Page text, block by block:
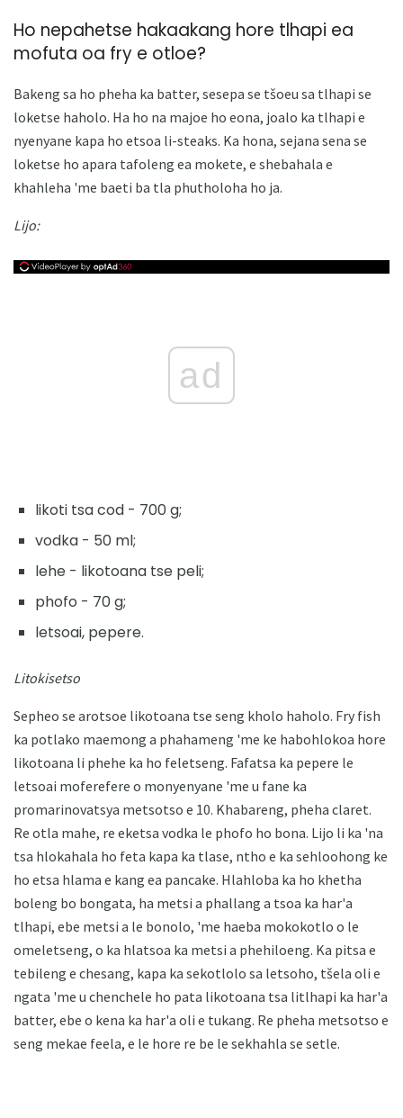
Ho nepahetse hakaakang hore tlhapi ea
mofuta oa fry e otloe?
Bakeng sa ho pheha ka batter, sesepa se tšoeu sa tlhapi se
loketse haholo. Ha ho na majoe ho eona, joalo ka tlhapi e
nyenyane kapa ho etsoa li-steaks. Ka hona, sejana sena se
loketse ho apara tafoleng ea mokete, e shebahala e
khahleha 'me baeti ba tla phutholoha ho ja.
Lijo:
ad
likoti tsa cod - 700 g;
vodka - 50 ml;
lehe - likotoana tse peli;
phofo - 70 g;
letsoai, pepere.
Litokisetso
Sepheo se arotsoe likotoana tse seng kholo haholo. Fry fish
ka potlako maemong a phahameng 'me ke habohlokoa hore
likotoana li phehe ka ho feletseng. Fafatsa ka pepere le
letsoai moferefere o monyenyane 'me u fane ka
promarinovatsya metsotso e 10. Khabareng, pheha claret.
Re otla mahe, re eketsa vodka le phofo ho bona. Lijo li ka 'na
tsa hlokahala ho feta kapa ka tlase, ntho e ka sehloohong ke
ho etsa hlama e kang ea pancake. Hlahloba ka ho khetha
boleng bo bongata, ha metsi a phallang a tsoa ka har'a
tlhapi, ebe metsi a le bonolo, 'me haeba mokokotlo o le
omeletseng, o ka hlatsoa ka metsi a phehiloeng. Ka pitsa e
tebileng e chesang, kapa ka sekotlolo sa letsoho, tšela oli e
ngata 'me u chenchele ho pata likotoana tsa litlhapi ka har'a
batter, ebe o kena ka har'a oli e tukang. Re pheha metsotso e
seng mekae feela, e le hore re be le sekhahla se setle.